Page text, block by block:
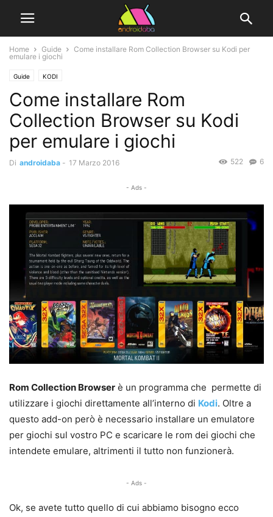
Home Guide
Come installare Rom Collection Browser su Kodi per
emulare i giochi
Guide KODI
Come installare Rom
Collection Browser su Kodi
per emulare i giochi
Di androidaba - 17 Marzo 2016 6
522
- Ads -
Rom Collection Browser è un programma che permette di
utilizzare i giochi direttamente all’interno di Kodi. Oltre a
questo add-on però è necessario installare un emulatore
per giochi sul vostro PC e scaricare le rom dei giochi che
intendete emulare, altrimenti il tutto non funzionerà.
- Ads -
Ok, se avete tutto quello di cui abbiamo bisogno ecco